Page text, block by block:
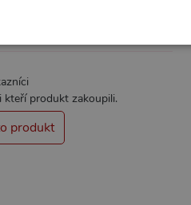
produkt zakoupili.
produkt
FUNKČNÍ
Funkční